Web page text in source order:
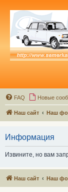
FAQ Новые
Наш сайт Наш
Информация
Извините, но вам
Наш сайт Наш